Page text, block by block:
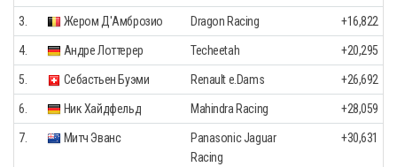
3. Жером Д'Амброзио Dragon Racing +16,822
4. Андре Лоттерер Techeetah +20,295
5. Себастьен Буэми Renault e.Dams +26,692
6. Ник Хайдфельд Mahindra Racing +28,059
7. Митч Эванс
Panasonic Jaguar
Racing
+30,631